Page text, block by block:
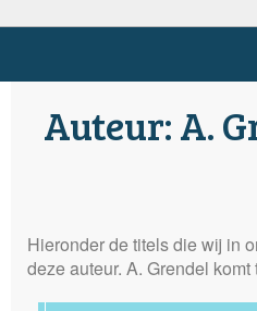
Auteur: A.
Hieronder de titels die wij in
deze auteur. A. Grendel komt